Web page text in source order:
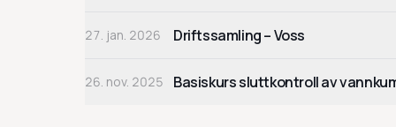
27. jan. 2026 Driftssamling – Voss
26. nov. 2025 Basiskurs sluttkontroll av